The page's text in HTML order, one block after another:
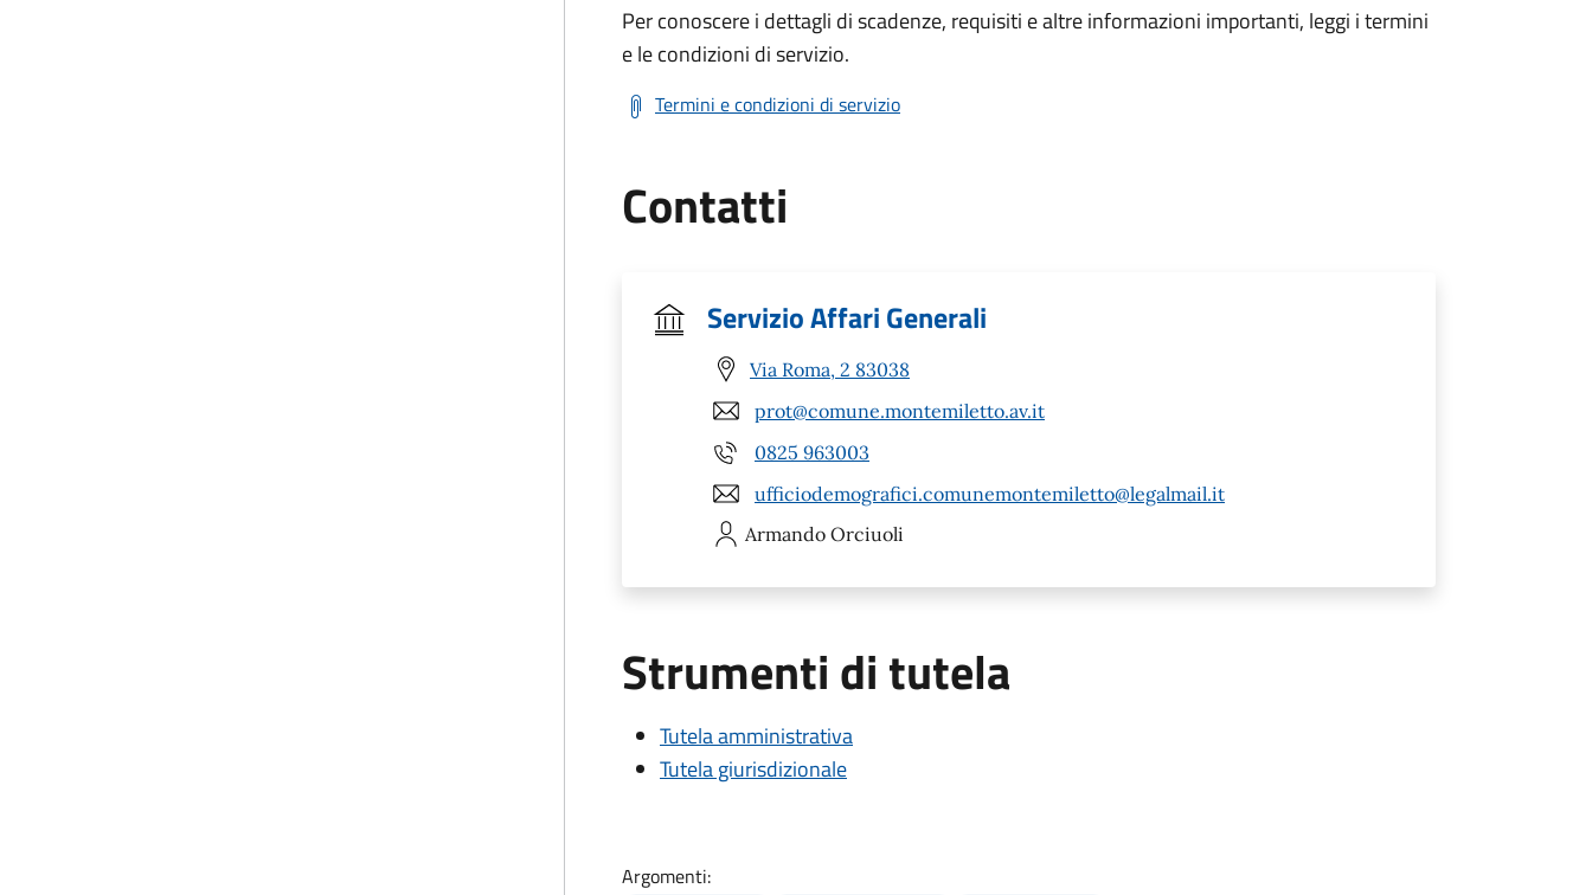
Per conoscere i dettagli di scadenze, requisiti e altre informazioni importanti, leggi i termini
e le condizioni di servizio.
Termini e condizioni di servizio
Contatti
Servizio Affari Generali
Via Roma, 2 83038
prot@comune.montemiletto.av.it
0825 963003
ufficiodemografici.comunemontemiletto@legalmail.it
Armando Orciuoli
Strumenti di tutela
Tutela amministrativa
Tutela giurisdizionale
Argomenti: